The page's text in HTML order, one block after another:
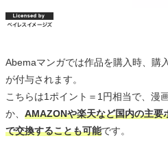
Abemaマンガでは作品を購入時、購
が付与されます。
こちらは1ポイント＝1円相当で、漫
か、 AMAZONや楽天など国内の主要
で交換することも可能です。